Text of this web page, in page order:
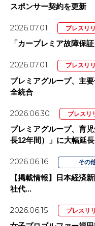
スポンサー契約を更新
2026.07.01 プレスリ
「カープレミア故障保
2026.07.01 プレスリ
プレミアグループ、主
全統合
2026.06.30 プレスリ
プレミアグループ、育
長12年間）」に大幅延長
2026.06.16 その
【掲載情報】日本経済
社代...
2026.06.15 プレスリ